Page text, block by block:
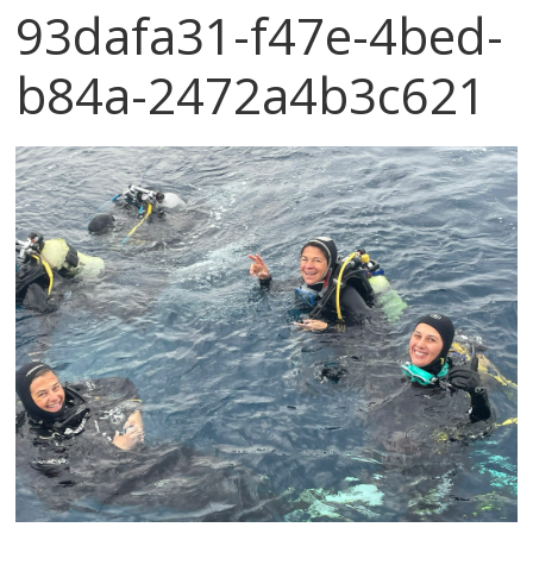
93dafa31-f47e-4bed-
b84a-2472a4b3c621